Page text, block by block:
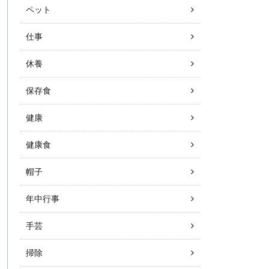
ペット
仕事
休養
保存食
健康
健康食
帽子
年中行事
手芸
掃除